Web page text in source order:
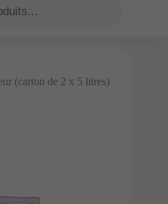
(carton de 2 x 5 litres)